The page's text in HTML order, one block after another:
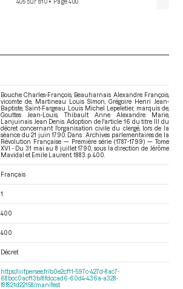
Bouche Charles-François, Beauharnais Alexandre François,
vicomte de, Martineau Louis Simon, Grégoire Henri Jean-
Baptiste, Saint-Fargeau Louis Michel Lepeletier, marquis de,
Gouttes Jean-Louis, Thibault Anne Alexandre Marie,
Lanjuinais Jean Denis. Adoption de l'article 16 du titre III du
décret concernant l'organisation civile du clergé, lors de la
séance du 21 juin 1790. Dans : Archives parlementaires de la
Révolution Française — Première série (1787-1799) — Tome
XVI - Du 31 mai au 8 juillet 1790 , sous la direction de Jérôme
Mavidal et Emile Laurent. 1883. p. 400.
Français
1
400
400
Décret
https://iiif.persee.fr/b0e2cf11-597c-427d-8ac7-
68bcc0acf13b/8fdccad6-60d4-436a-a328-
f8f821d22158/manifest